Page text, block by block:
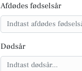
Afdødes fødselsår
Dødsår